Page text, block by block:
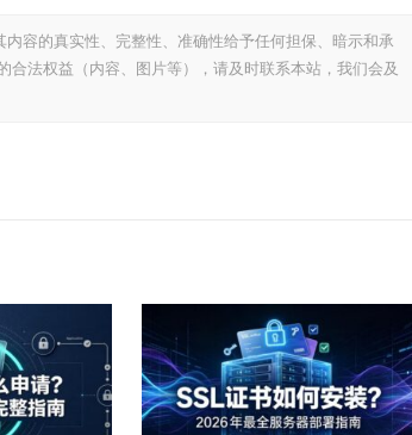
内容的真实性、完整性、准确性给予任何担保、暗示和承
法权益（内容、图片等），请及时联系本站，我们会及